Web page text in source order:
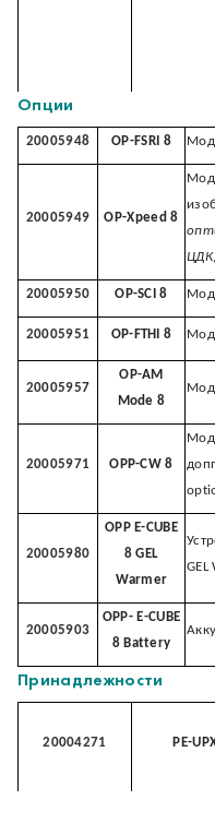
Опции
20005948 OP-FSRI 8
20005949 OP-Xpeed 8
20005950 OP-SCI 8
20005951 OP-FTHI 8
20005957
OP-AM
Mode 8
20005971 OPP-CW 8
20005980
OPP E-CUBE
8 GEL
Warmer
GEL
20005903
OPP- E-CUBE
8 Battery
Принадлежности
20004271 PE-